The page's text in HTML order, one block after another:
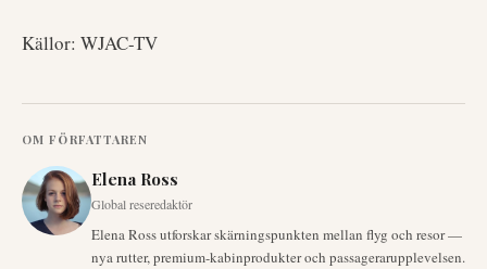
Källor: WJAC-TV
OM FÖRFATTAREN
Elena Ross
Global reseredaktör
Elena Ross utforskar skärningspunkten mellan flyg och resor —
nya rutter, premium-kabinprodukter och passagerarupplevelsen.